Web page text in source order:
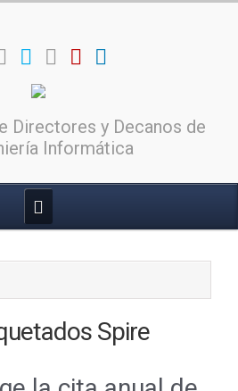
Directores y Decanos de
Informática
Spire